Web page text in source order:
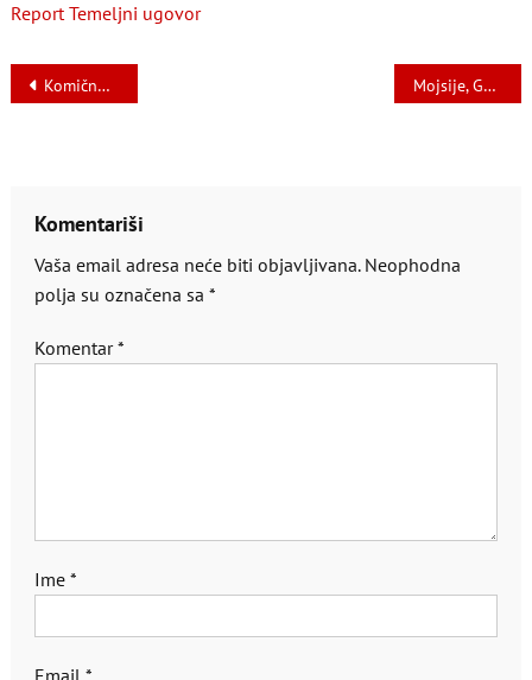
Report Temeljni ugovor
Navigacija
Komično društvo Mojsije, Gaus, tri ICT-a i Granski kolektivni ugovor za oblast prosvjete
Komentariši
Vaša email adresa neće biti objavljivana. Neophodna
polja su označena sa *
Komentar*
Ime *